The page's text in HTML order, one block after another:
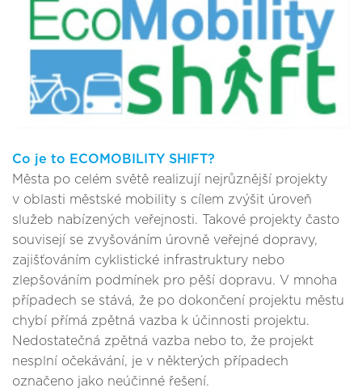
Co je to ECOMOBILITY SHIFT?
Města po celém světě realizují nejrůznější projekty
v oblasti městské mobility s cílem zvýšit úroveň
služeb nabízených veřejnosti. Takové projekty často
souvisejí se zvyšováním úrovně veřejné dopravy,
zajišťováním cyklistické infrastruktury nebo
zlepšováním podmínek pro pěší dopravu. V mnoha
případech se stává, že po dokončení projektu městu
chybí přímá zpětná vazba k účinnosti projektu.
Nedostatečná zpětná vazba nebo to, že projekt
nesplní očekávání, je v některých případech
označeno jako neúčinné řešení.